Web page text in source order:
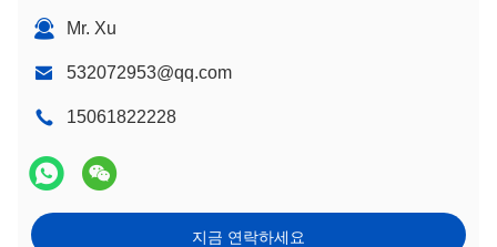
Mr. Xu
532072953@qq.com
15061822228
지금 연락하세요